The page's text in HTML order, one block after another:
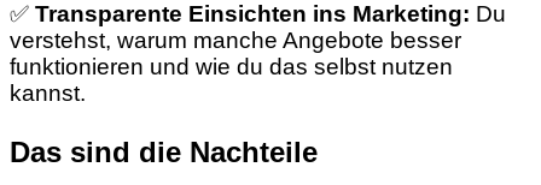
✅ Transparente Einsichten ins Marketing: Du
verstehst, warum manche Angebote besser
funktionieren und wie du das selbst nutzen
kannst.
Das sind die Nachteile